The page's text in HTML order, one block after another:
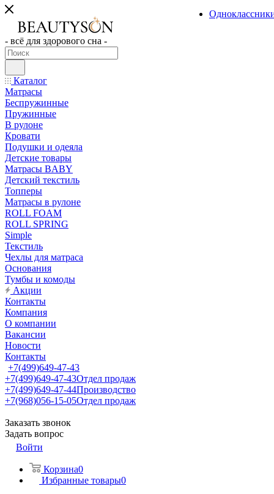
- всё для здорового сна -
Каталог
Матрасы
Беспружинные
Пружинные
В рулоне
Кровати
Подушки и одеяла
Детские товары
Матрасы BABY
Детский текстиль
Топперы
Матрасы в рулоне
ROLL FOAM
ROLL SPRING
Simple
Текстиль
Чехлы для матраса
Основания
Тумбы и комоды
Акции
Контакты
Компания
О компании
Вакансии
Новости
Контакты
+7(499)649-47-43
+7(499)649-47-43Отдел продаж
+7(499)649-47-44Производство
+7(968)056-15-05Отдел продаж
Заказать звонок
Задать вопрос
Войти
Корзина0
Избранные товары0